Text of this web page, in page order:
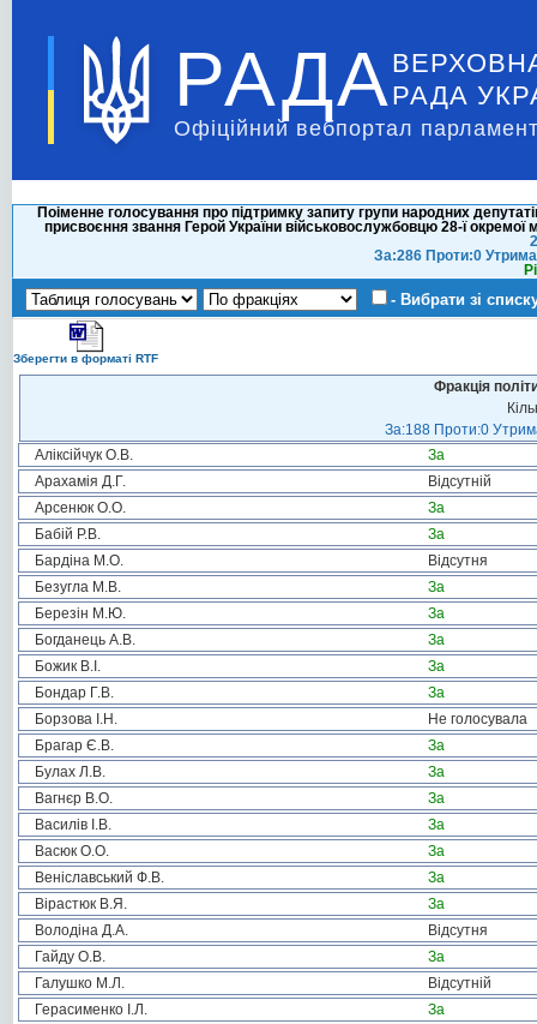
РАДА РАДА
Офіційний вебпортал
Поіменне голосування про підтримку запиту групи народних
присвоєння звання Герой України військовослужбовцю 28-ї
За:286 Проти:0
- Вибрати зі
Зберегти в форматі RTF
Фракція
За:188 Проти:0
Аліксійчук О.В.
За
Арахамія Д.Г.
Відсутній
Арсенюк О.О.
За
Бабій Р.В.
За
Бардіна М.О.
Відсутня
Безугла М.В.
За
Березін М.Ю.
За
Богданець А.В.
За
Божик В.І.
За
Бондар Г.В.
За
Борзова І.Н.
Не голосувала
Брагар Є.В.
За
Булах Л.В.
За
Вагнєр В.О.
За
Василів І.В.
За
Васюк О.О.
За
Веніславський Ф.В.
За
Вірастюк В.Я.
За
Володіна Д.А.
Відсутня
Гайду О.В.
За
Галушко М.Л.
Відсутній
Герасименко І.Л.
За